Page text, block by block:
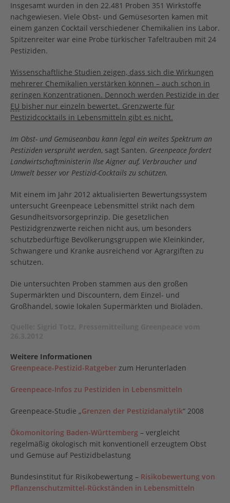
Insgesamt wurden in den 22.481 Proben 351 Wirkstoffe
nachgewiesen. Viele Obst- und Gemüsesorten kamen mit
einem ganzen Cocktail verschiedener Chemikalien ins Labor.
Spitzenreiter war eine Probe türkischer Tafeltrauben mit 24
Pestiziden.
Wissenschaftliche Studien zeigen, dass sich die Wirkungen
mehrerer Chemikalien verstärken können – auch schon in
geringen Konzentrationen. Dennoch werden Pestizide in der
EU bisher nur einzeln bewertet. Grenzwerte für
Pestizidcocktails in Lebensmitteln gibt es nicht.
Im Obst- und Gemüseanbau kann legal ein weites Spektrum an
Pestiziden versprüht werden, sagt Santen. Greenpeace fordert
Landwirtschaftministerin Ilse Aigner auf, Verbraucher und
Umwelt besser vor Pestizid-Cocktails zu schützen.
Mit einem im Jahr 2012 aktualisierten Bewertungssystem
untersucht Greenpeace Lebensmittel strikt nach dem
Gesundheitsvorsorgeprinzip. Die gesetzlichen
Pestizidgrenzwerte reichen nicht aus, um besonders
schutzbedürftige Bevölkerungsgruppen wie Kleinkinder,
Schwangere und Kranke ausreichend vor Agrargiften zu
schützen.
Die untersuchten Proben stammen aus den großen
Supermärkten und Discountern, dem Einzel- und
Großhandel, sowie lokalen Supermärkten und Bioläden.
Weitere Informationen
Greenpeace-Pestizid-Ratgeber zum Herunterladen
Greenpeace-Infos zu Pestiziden in Lebensmitteln
Greenpeace-Studie „Grenzen der Pestizidanalytik“ 2008
Ökomonitoring Baden-Württemberg – vergleicht
regelmäßig ökologisch mit konventionell erzeugtem Obst
und Gemüse auf Pestizidbelastung
Bundesinstitut für Risikobewertung – Risikobewertung von
Pflanzenschutzmittel-Rückständen in Lebensmitteln